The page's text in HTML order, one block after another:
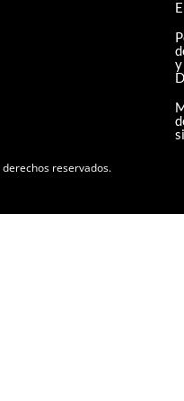
y
reservados.